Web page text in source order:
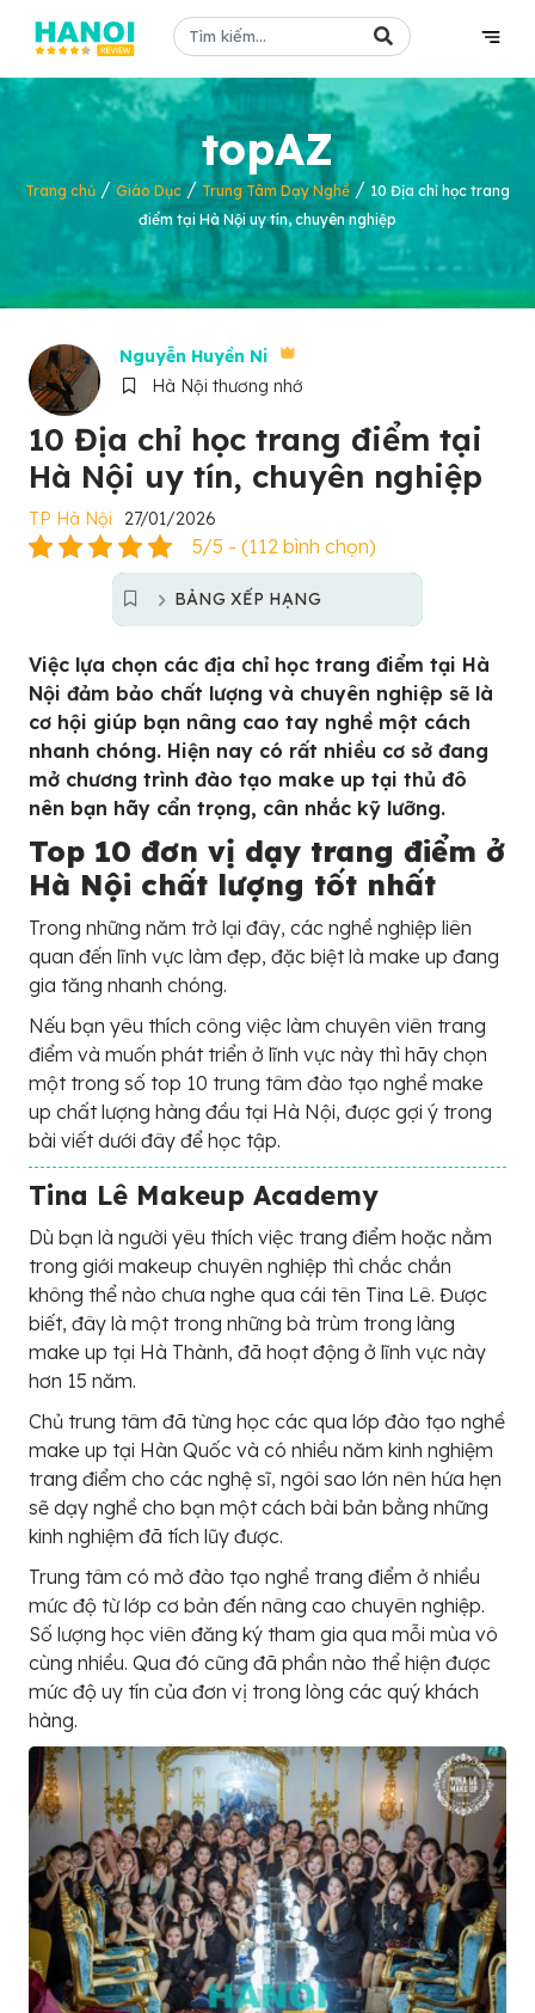
topAZ
Trang chủ / Giáo Dục / Trung Tâm Dạy Nghề/ 10 Địa chỉ học trang
điểm tại Hà Nội uy tín, chuyên nghiệp
Nguyễn Huyền Ni
Hà Nội thương nhớ
10 Địa chỉ học trang điểm tại
Hà Nội uy tín, chuyên nghiệp
TP Hà Nội 27/01/2026
5/5 - (112 bình chọn)
BẢNG XẾP HẠNG
Việc lựa chọn các địa chỉ học trang điểm tại Hà
Nội đảm bảo chất lượng và chuyên nghiệp sẽ là
cơ hội giúp bạn nâng cao tay nghề một cách
nhanh chóng. Hiện nay có rất nhiều cơ sở đang
mở chương trình đào tạo make up tại thủ đô
nên bạn hãy cẩn trọng, cân nhắc kỹ lưỡng.
Top 10 đơn vị dạy trang điểm ở
Hà Nội chất lượng tốt nhất
Trong những năm trở lại đây, các nghề nghiệp liên
quan đến lĩnh vực làm đẹp, đặc biệt là make up đang
gia tăng nhanh chóng.
Nếu bạn yêu thích công việc làm chuyên viên trang
điểm và muốn phát triển ở lĩnh vực này thì hãy chọn
một trong số top 10 trung tâm đào tạo nghề make
up chất lượng hàng đầu tại Hà Nội, được gợi ý trong
bài viết dưới đây để học tập.
Tina Lê Makeup Academy
Dù bạn là người yêu thích việc trang điểm hoặc nằm
trong giới makeup chuyên nghiệp thì chắc chắn
không thể nào chưa nghe qua cái tên Tina Lê. Được
biết, đây là một trong những bà trùm trong làng
make up tại Hà Thành, đã hoạt động ở lĩnh vực này
hơn 15 năm.
Chủ trung tâm đã từng học các qua lớp đào tạo nghề
make up tại Hàn Quốc và có nhiều năm kinh nghiệm
trang điểm cho các nghệ sĩ, ngôi sao lớn nên hứa hẹn
sẽ dạy nghề cho bạn một cách bài bản bằng những
kinh nghiệm đã tích lũy được.
Trung tâm có mở đào tạo nghề trang điểm ở nhiều
mức độ từ lớp cơ bản đến nâng cao chuyên nghiệp.
Số lượng học viên đăng ký tham gia qua mỗi mùa vô
cùng nhiều. Qua đó cũng đã phần nào thể hiện được
mức độ uy tín của đơn vị trong lòng các quý khách
hàng.